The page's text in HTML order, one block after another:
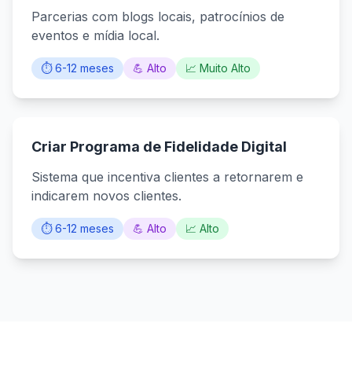
Parcerias com blogs locais, patrocínios de
eventos e mídia local.
⏱️ 6-12 meses 💪 Alto 📈 Muito Alto
Criar Programa de Fidelidade Digital
Sistema que incentiva clientes a retornarem e
indicarem novos clientes.
⏱️ 6-12 meses 💪 Alto 📈 Alto